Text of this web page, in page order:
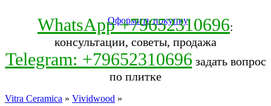
Оформить покупку
WhatsApp +79652310696:
консультации, советы, продажа
Telegram: +79652310696 задать вопрос
по плитке
Vitra Ceramica » Vividwood »